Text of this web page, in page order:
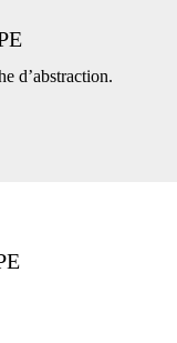
d’abstraction.